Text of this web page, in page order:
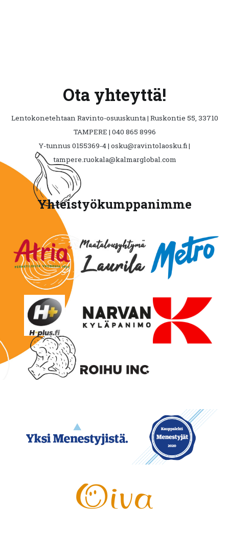
Ota yhteyttä!
Lentokonetehtaan Ravinto-osuuskunta | Ruskontie 55, 33710
TAMPERE | 040 865 8996
Y-tunnus 0155369-4 | osku@ravintolaosku.fi |
tampere.ruokala@kalmarglobal.com
Yhteistyökumppanimme